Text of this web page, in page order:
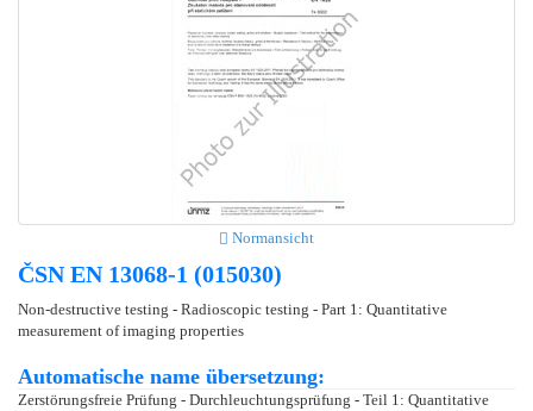
Normansicht
ČSN EN 13068-1 (015030)
Non-destructive testing - Radioscopic testing - Part 1: Quantitative
measurement of imaging properties
Automatische name übersetzung:
Zerstörungsfreie Prüfung - Durchleuchtungsprüfung - Teil 1: Quantitative